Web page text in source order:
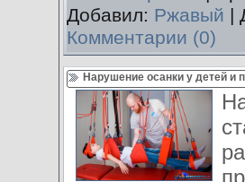
Добавил: Ржавый |
Комментарии (0)
Нарушение осанки у детей и